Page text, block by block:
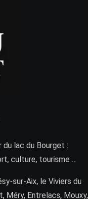
du lac du Bourget :
culture, tourisme …
sur-Aix, le Viviers du
Méry, Entrelacs, Mouxy,